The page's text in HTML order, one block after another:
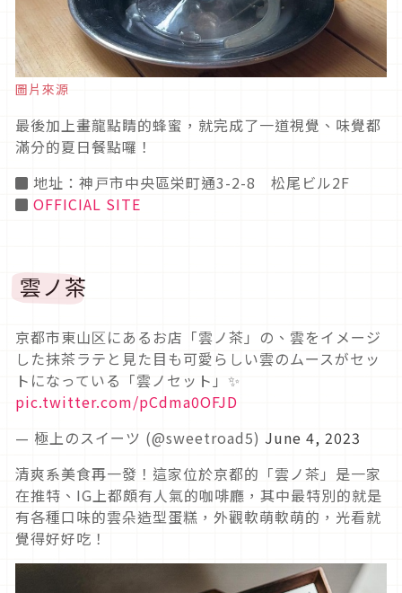
圖片來源
最後加上畫龍點睛的蜂蜜，就完成了一道視覺、味覺都
滿分的夏日餐點囉！
◼ 地址：神戸市中央區栄町通3-2-8 松尾ビル2F
◼ OFFICIAL SITE
雲ノ茶
京都市東山区にあるお店「雲ノ茶」の、雲をイメージ
した抹茶ラテと見た目も可愛らしい雲のムースがセッ
トになっている「雲ノセット」✨
pic.twitter.com/pCdma0OFJD
— 極上のスイーツ (@sweetroad5) June 4, 2023
清爽系美食再一發！這家位於京都的「雲ノ茶」是一家
在推特、IG上都頗有人氣的咖啡廳，其中最特別的就是
有各種口味的雲朵造型蛋糕，外觀軟萌軟萌的，光看就
覺得好好吃！